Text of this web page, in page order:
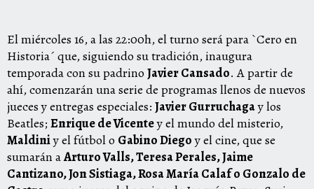
El miércoles 16, a las 22:00h, el turno será para `Cero en
Historia´ que, siguiendo su tradición, inaugura
temporada con su padrino Javier Cansado. A partir de
ahí, comenzarán una serie de programas llenos de nuevos
jueces y entregas especiales: Javier Gurruchagay los
Beatles; Enrique de Vicentey el mundo del misterio,
Maldiniy el fútbol o Gabino Diegoy el cine, que se
sumarán aArturo Valls, Teresa Perales, Jaime
Cantizano, Jon Sistiaga, Rosa María Calaf o Gonzalo de